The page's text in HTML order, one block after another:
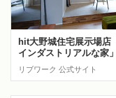
hit大野城住宅展示場店
インダストリアルな家
リブワーク 公式サイト